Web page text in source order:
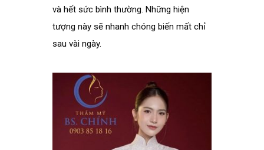
và hết sức bình thường. Những hiện
tượng này sẽ nhanh chóng biến mất chỉ
sau vài ngày.